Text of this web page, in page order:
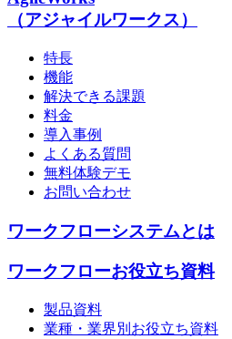
（アジャイルワークス）
特長
機能
解決できる課題
料金
導入事例
よくある質問
無料体験デモ
お問い合わせ
ワークフローシステムとは
ワークフローお役立ち資料
製品資料
業種・業界別お役立ち資料